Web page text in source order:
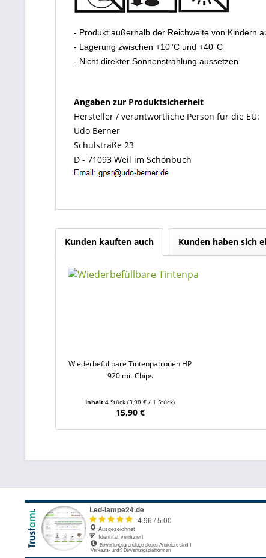
- Produkt außerhalb der Reichweite von Kindern
- Lagerung zwischen +10°C und +40°C
- Nicht direkter Sonnenstrahlung aussetzen
Angaben zur Produktsicherheit
Hersteller / verantwortliche Person für die EU:
Udo Berner
Schulstraße 23
D - 71093 Weil im Schönbuch
Kunden kauften auch Kunden haben sich
Wiederbefüllbare Tintenpatronen HP
920 mit Chips
Inhalt4 Stück(3,98 € / 1 Stück)
15,90 €